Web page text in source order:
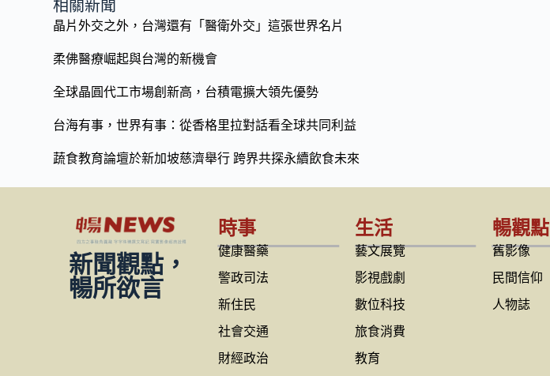
o
o
Li
相關新聞
晶片外交之外，台灣還有「醫衛外交」這張世界名片
柔佛醫療崛起與台灣的新機會
全球晶圓代工市場創新高，台積電擴大領先優勢
台海有事，世界有事：從香格里拉對話看全球共同利益
蔬食教育論壇於新加坡慈濟舉行 跨界共探永續飲食未來
新聞觀點，
暢所欲言
時事
健康醫藥
警政司法
新住民
社會交通
財經政治
生活
藝文展覽
影視戲劇
數位科技
旅食消費
教育
暢觀點
舊影像
民間信仰
人物誌